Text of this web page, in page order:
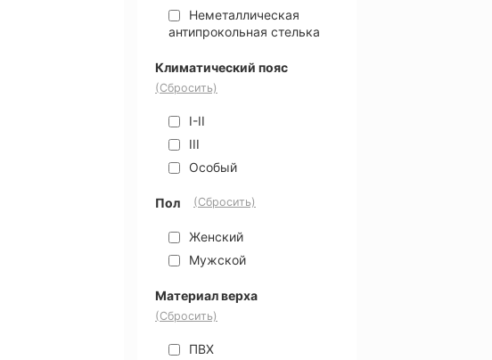
Неметаллическая
антипрокольная стелька
Климатический пояс
(Сбросить)
I-II
III
Особый
Пол (Сбросить)
Женский
Мужской
Материал верха
(Сбросить)
ПВХ